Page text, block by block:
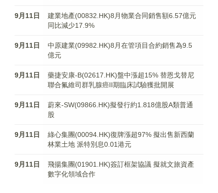
9月11日
建業地產(00832.HK)8月物業合同銷售額6.57億元
同比減少17.9%
9月11日
中原建業(09982.HK)8月在管項目合約銷售為9.5
億元
9月11日
藥捷安康-B(02617.HK)盤中漲超15% 替恩戈替尼
聯合氟維司群乳腺癌II期臨床試驗獲批開展
9月11日
蔚來-SW(09866.HK)擬發行約1.818億股A類普通
股
9月11日
綠心集團(00094.HK)復牌漲超97% 擬出售新西蘭
林業土地 派特別息0.01港元
9月11日
飛揚集團(01901.HK)簽訂框架協議 擬就文旅資產
數字化領域合作